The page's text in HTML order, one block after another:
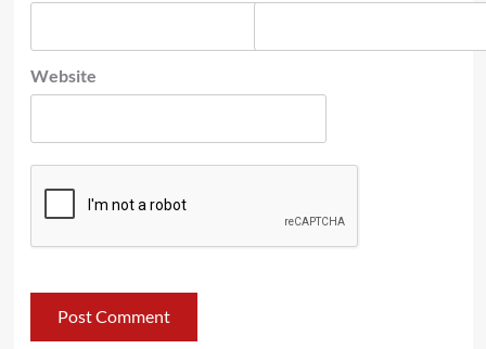
Website